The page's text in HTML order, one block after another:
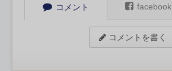
コメント facebook
コメントを書く